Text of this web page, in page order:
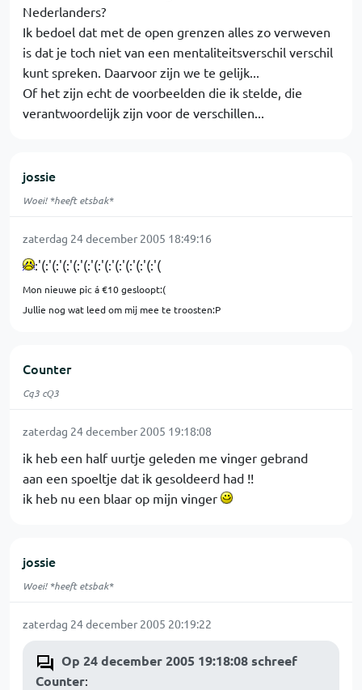
Nederlanders?
Ik bedoel dat met de open grenzen alles zo verweven
is dat je toch niet van een mentaliteitsverschil verschil
kunt spreken. Daarvoor zijn we te gelijk...
Of het zijn echt de voorbeelden die ik stelde, die
verantwoordelijk zijn voor de verschillen...
jossie
Woei! *heeft etsbak*
zaterdag 24 december 2005 18:49:16
:'(:'(:'(:'(:'(:'(:'(:'(:'(:'(:'(:'(
Mon nieuwe pic á €10 gesloopt:(
Jullie nog wat leed om mij mee te troosten:P
Counter
Cq3 cQ3
zaterdag 24 december 2005 19:18:08
ik heb een half uurtje geleden me vinger gebrand
aan een spoeltje dat ik gesoldeerd had !!
ik heb nu een blaar op mijn vinger
jossie
Woei! *heeft etsbak*
zaterdag 24 december 2005 20:19:22
Op 24 december 2005 19:18:08 schreef
Counter: